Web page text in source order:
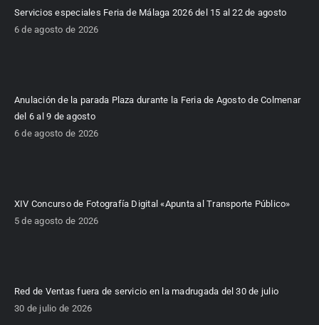
Servicios especiales Feria de Málaga 2026 del 15 al 22 de agosto
6 de agosto de 2026
Anulación de la parada Plaza durante la Feria de Agosto de Colmenar
del 6 al 9 de agosto
6 de agosto de 2026
XIV Concurso de Fotografía Digital «Apunta al Transporte Público»
5 de agosto de 2026
Red de Ventas fuera de servicio en la madrugada del 30 de julio
30 de julio de 2026